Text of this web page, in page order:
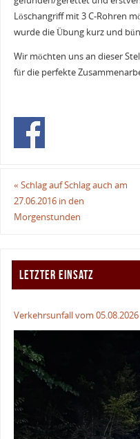
Löschangriff mit 3 C-Rohren
wurde die Übung kurz und
Wir möchten uns an dieser
für die perfekte
« Schlag auf Schlag auch am
27.06.2016 in den
Morgenstunden
LETZTER EINSATZ
Verkehrsunfall vom 05.08.2026